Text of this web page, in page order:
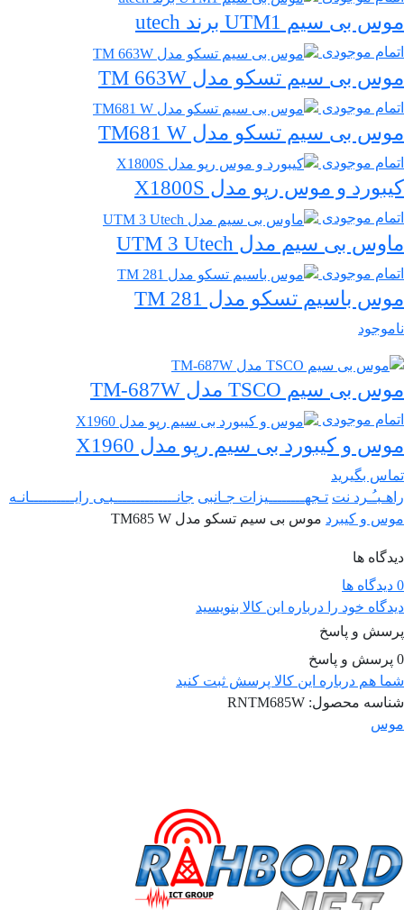
موس بی سیم UTM1 برند utech
اتمام موجودی
موس بی سیم تسکو مدل TM 663W
اتمام موجودی
موس بی سیم تسکو مدل TM681 W
اتمام موجودی
کیبورد و موس رپو مدل X1800S
اتمام موجودی
ماوس بی سیم مدل UTM 3 Utech
اتمام موجودی
موس باسیم تسکو مدل TM 281
ناموجود
موس بی سیم TSCO مدل TM-687W
اتمام موجودی
موس و کیبورد بی سیم رپو مدل X1960
تماس بگیرید
راهـبـُـرد نت تـجهــــــــیزات جـانبی جانــــــــــــــبـی رایــــــــــانـه
موس و کیبرد موس بی سیم تسکو مدل TM685 W
دیدگاه ها
0 دیدگاه ها
دیدگاه خود را درباره این کالا بنویسید
پرسش و پاسخ
0 پرسش و پاسخ
شما هم درباره این کالا پرسش ثبت کنید
شناسه محصول: RNTM685W
موس